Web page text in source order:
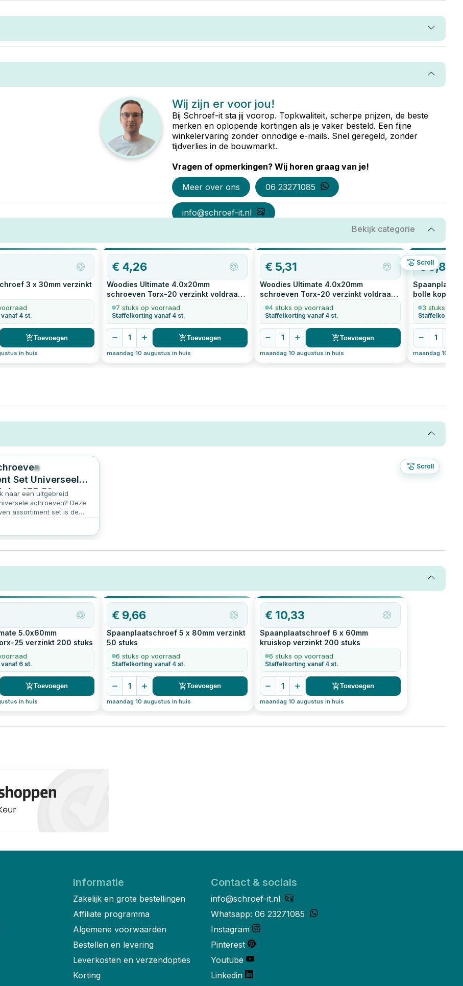
Wij zijn er voor jou!
Bij Schroef-it sta jij voorop. Topkwaliteit, scherpe prijzen, de beste
merken en oplopende kortingen als je vaker besteld. Een fijne
winkelervaring zonder onnodige e-mails. Snel geregeld, zonder
tijdverlies in de bouwmarkt.
Vragen of opmerkingen? Wij horen graag van je!
Meer over ons
06 23271085
info@schroef-it.nl
Bekijk categorie
Scroll
3 x 30mm verzinkt
4 st.
Toevoegen
in huis
€ 4,26
Woodies Ultimate 4.0x20mm
schroeven Torx-20 verzinkt voldraad
200
stuks
7 stuks op voorraad
Staffelkorting vanaf 4 st.
1 Toevoegen
maandag 10 augustus in huis
€ 5,31
Woodies Ultimate 4.0x20mm
schroeven Torx-20 verzinkt voldraad
bolle kop
4 stuks op voorraad
Staffelkorting vanaf 4 st.
1 Toevoegen
maandag 10 augustus in huis
OP=OP
€3,80
bolle kop
3 stuks op
Staffelkorting
1
maandag 10
Scroll
Set Universeel
- €55,52
naar een uitgebreid
schroeven? Deze
assortiment set is de
mogelijke klussen, van
tot het monteren
5.0x60mm
25 verzinkt 200 stuks
6 st.
Toevoegen
in huis
€ 9,66
Spaanplaatschroef 5 x 80mm verzinkt
50 stuks
6 stuks op voorraad
Staffelkorting vanaf 4 st.
1 Toevoegen
maandag 10 augustus in huis
€ 10,33
Spaanplaatschroef 6 x 60mm
kruiskop verzinkt 200 stuks
6 stuks op voorraad
Staffelkorting vanaf 4 st.
1 Toevoegen
maandag 10 augustus in huis
Informatie
Zakelijk en grote bestellingen
Affiliate programma
Algemene voorwaarden
Bestellen en levering
Leverkosten en verzendopties
Korting
Contact & socials
info@schroef-it.nl
Whatsapp: 06 23271085
Instagram
Pinterest
Youtube
Linkedin